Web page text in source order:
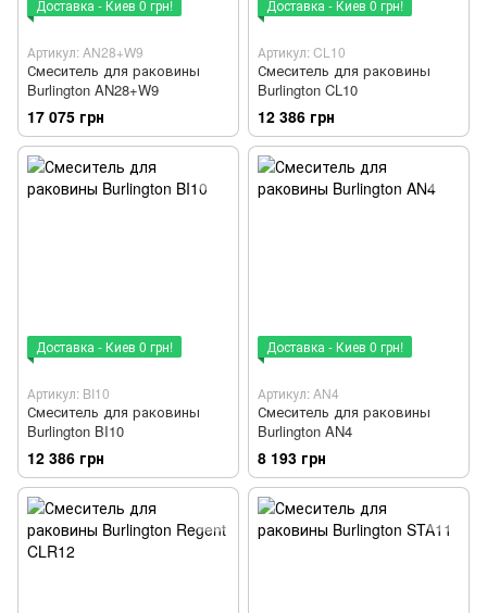
Доставка - Киев 0 грн!
Артикул: AN28+W9
Смеситель для раковины
Burlington AN28+W9
17 075 грн
Доставка - Киев 0 грн!
Артикул: CL10
Смеситель для раковины
Burlington CL10
12 386 грн
Доставка - Киев 0 грн!
Артикул: BI10
Смеситель для раковины
Burlington BI10
12 386 грн
Доставка - Киев 0 грн!
Артикул: AN4
Смеситель для раковины
Burlington AN4
8 193 грн